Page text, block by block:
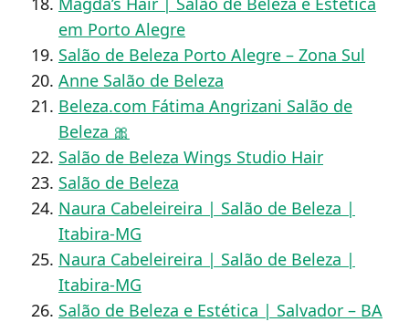
em Porto Alegre
Salão de Beleza Porto Alegre – Zona Sul
Anne Salão de Beleza
Beleza.com Fátima Angrizani Salão de
Beleza 🎀
Salão de Beleza Wings Studio Hair
Salão de Beleza
Naura Cabeleireira | Salão de Beleza |
Itabira-MG
Naura Cabeleireira | Salão de Beleza |
Itabira-MG
Salão de Beleza e Estética | Salvador – BA